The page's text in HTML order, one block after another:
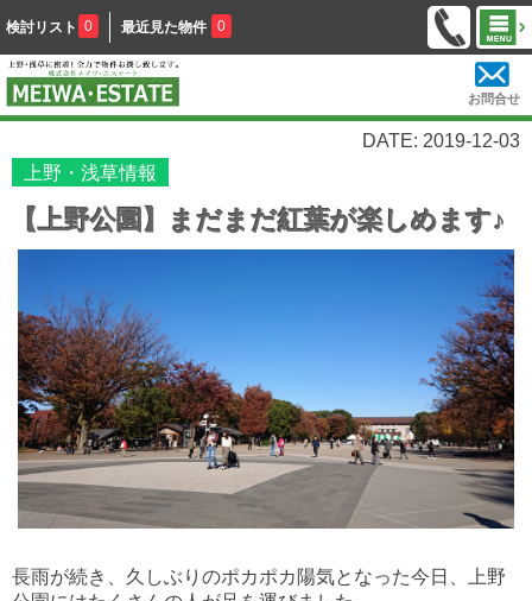
検討リスト 0 最近見た物件 0
お問合せ
DATE: 2019-12-03
上野・浅草情報
【上野公園】まだまだ紅葉が楽しめます♪
長雨が続き、久しぶりのポカポカ陽気となった今日、上野